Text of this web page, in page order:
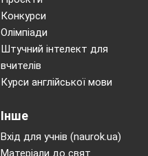
Конкурси
Олімпіади
Штучний інтелект для
вчителів
Курси англійської мови
Інше
Вхід для учнів (naurok.ua)
Матеріали до свят